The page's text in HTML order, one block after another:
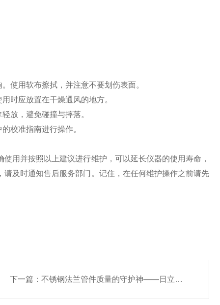
用软布擦拭，并注意不要划伤表面。
时应放置在干燥通风的地方。
放，避免碰撞与摔落。
校准指南进行操作。
并按照以上建议进行维护，可以延长仪器的使用寿命，
及时通知售后服务部门。记住，在任何维护操作之前请先
下一篇： 不锈钢法兰管件质量的守护神——日立手持荧光光谱仪